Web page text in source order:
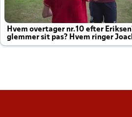
Hvem overtager nr.10 efter
glemmer sit pas? Hvem ringer
altid til efter kampe?